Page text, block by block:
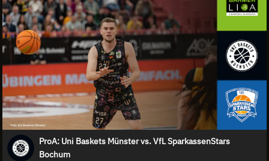
ProA: Uni Baskets Münster vs. VfL SparkassenStars
Bochum